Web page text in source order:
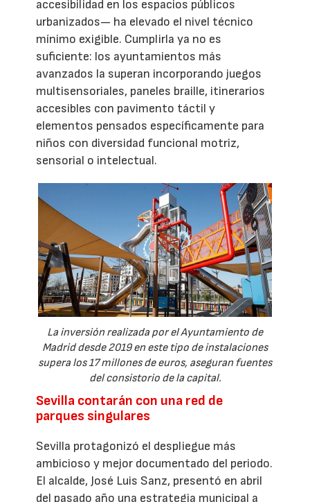
accesibilidad en los espacios públicos
urbanizados— ha elevado el nivel técnico
mínimo exigible. Cumplirla ya no es
suficiente: los ayuntamientos más
avanzados la superan incorporando juegos
multisensoriales, paneles braille, itinerarios
accesibles con pavimento táctil y
elementos pensados específicamente para
niños con diversidad funcional motriz,
sensorial o intelectual.
La inversión realizada por el Ayuntamiento de
Madrid desde 2019 en este tipo de instalaciones
supera los 17 millones de euros, aseguran fuentes
del consistorio de la capital.
Sevilla contarán con una red de
parques singulares
Sevilla protagonizó el despliegue más
ambicioso y mejor documentado del periodo.
El alcalde, José Luis Sanz, presentó en abril
del pasado año una estrategia municipal a